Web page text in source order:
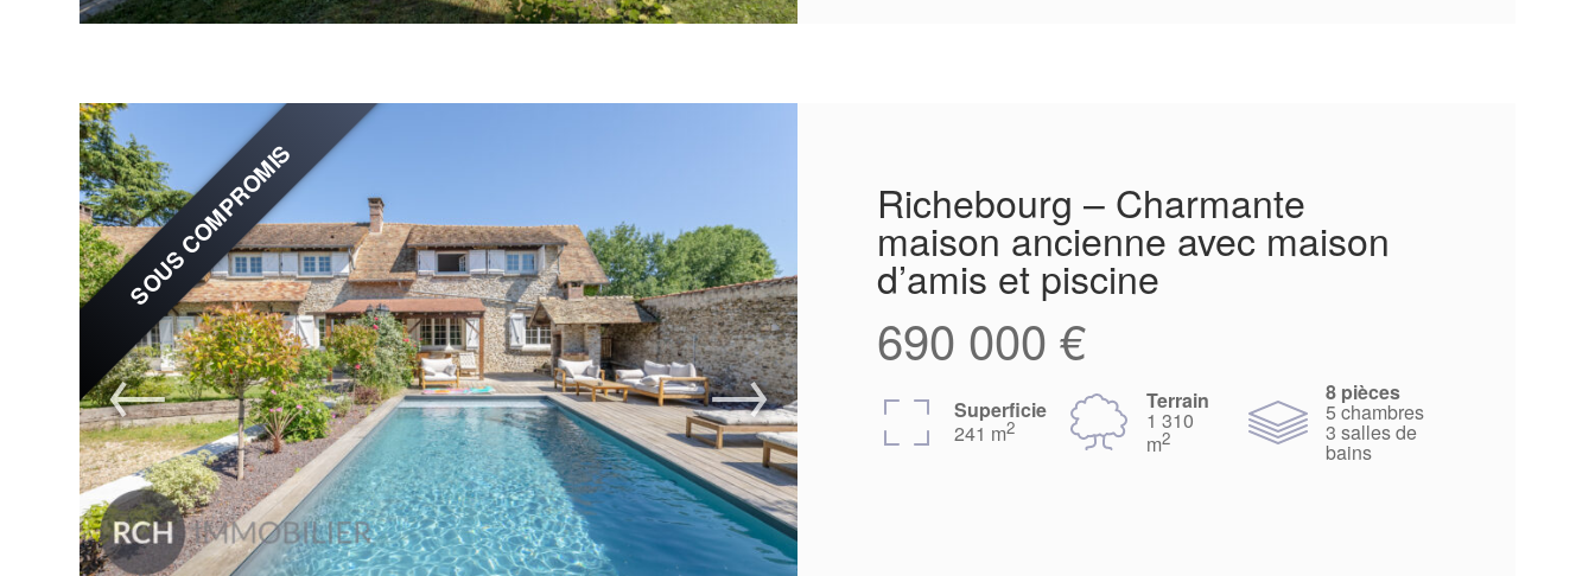
SOUS COMPROMIS Richebourg – Charmante
maison ancienne avec maison
d’amis et piscine
690 000 €
Superficie
241 m2
Terrain
1 310
m2
8 pièces
5 chambres
3 salles de
bains